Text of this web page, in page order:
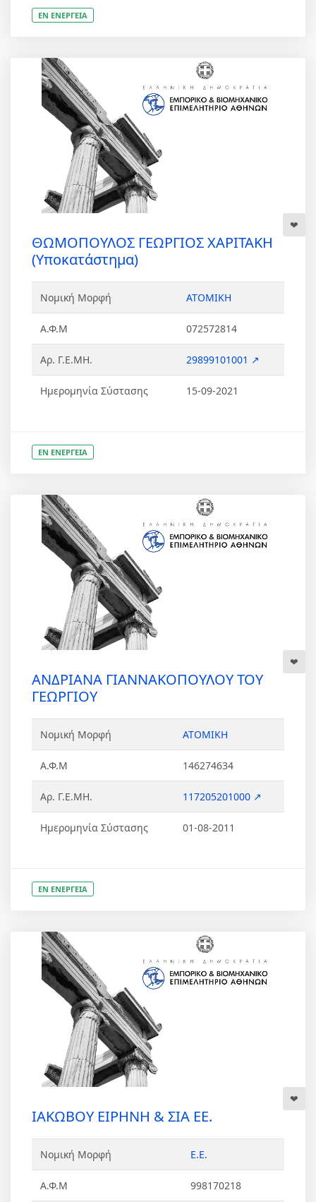
ΕΝ ΕΝΕΡΓΕΙΑ
ΘΩΜΟΠΟΥΛΟΣ ΓΕΩΡΓΙΟΣ ΧΑΡΙΤΑΚΗ
(Υποκατάστημα)
Νομική Μορφή ΑΤΟΜΙΚΗ
Α.Φ.Μ 072572814
Αρ. Γ.Ε.ΜΗ. 29899101001 ↗
Ημερομηνία Σύστασης 15-09-2021
ΕΝ ΕΝΕΡΓΕΙΑ
ΑΝΔΡΙΑΝΑ ΓΙΑΝΝΑΚΟΠΟΥΛΟΥ ΤΟΥ
ΓΕΩΡΓΙΟΥ
Νομική Μορφή ΑΤΟΜΙΚΗ
Α.Φ.Μ 146274634
Αρ. Γ.Ε.ΜΗ. 117205201000 ↗
Ημερομηνία Σύστασης 01-08-2011
ΕΝ ΕΝΕΡΓΕΙΑ
ΙΑΚΩΒΟΥ ΕΙΡΗΝΗ & ΣΙΑ ΕΕ.
Νομική Μορφή Ε.Ε.
Α.Φ.Μ 998170218